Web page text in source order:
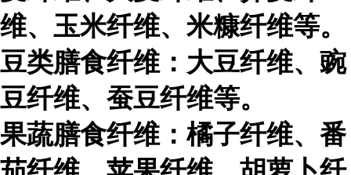
维、玉米纤维、米糠纤维等。
豆类膳食纤维：大豆纤维、豌
豆纤维、蚕豆纤维等。
果蔬膳食纤维：橘子纤维、番